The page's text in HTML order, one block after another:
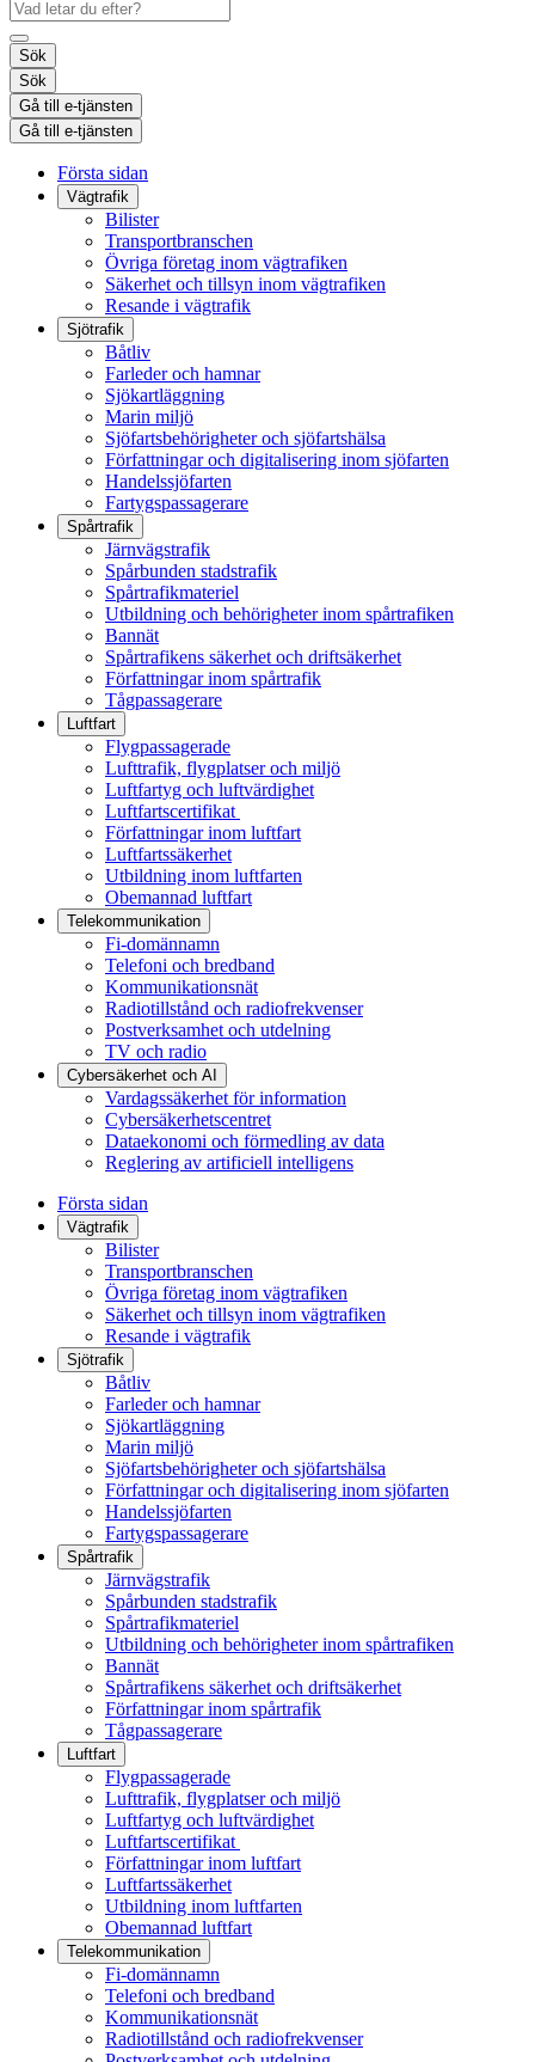
Sök
Sök
Gå till e-tjänsten
Gå till e-tjänsten
Första sidan
Vägtrafik
Bilister
Transportbranschen
Övriga företag inom vägtrafiken
Säkerhet och tillsyn inom vägtrafiken
Resande i vägtrafik
Sjötrafik
Båtliv
Farleder och hamnar
Sjökartläggning
Marin miljö
Sjöfartsbehörigheter och sjöfartshälsa
Författningar och digitalisering inom sjöfarten
Handelssjöfarten
Fartygspassagerare
Spårtrafik
Järnvägstrafik
Spårbunden stadstrafik
Spårtrafikmateriel
Utbildning och behörigheter inom spårtrafiken
Bannät
Spårtrafikens säkerhet och driftsäkerhet
Författningar inom spårtrafik
Tågpassagerare
Luftfart
Flygpassagerade
Lufttrafik, flygplatser och miljö
Luftfartyg och luftvärdighet
Luftfartscertifikat
Författningar inom luftfart
Luftfartssäkerhet
Utbildning inom luftfarten
Obemannad luftfart
Telekommunikation
Fi-domännamn
Telefoni och bredband
Kommunikationsnät
Radiotillstånd och radiofrekvenser
Postverksamhet och utdelning
TV och radio
Cybersäkerhet och AI
Vardagssäkerhet för information
Cybersäkerhetscentret
Dataekonomi och förmedling av data
Reglering av artificiell intelligens
Första sidan
Vägtrafik
Bilister
Transportbranschen
Övriga företag inom vägtrafiken
Säkerhet och tillsyn inom vägtrafiken
Resande i vägtrafik
Sjötrafik
Båtliv
Farleder och hamnar
Sjökartläggning
Marin miljö
Sjöfartsbehörigheter och sjöfartshälsa
Författningar och digitalisering inom sjöfarten
Handelssjöfarten
Fartygspassagerare
Spårtrafik
Järnvägstrafik
Spårbunden stadstrafik
Spårtrafikmateriel
Utbildning och behörigheter inom spårtrafiken
Bannät
Spårtrafikens säkerhet och driftsäkerhet
Författningar inom spårtrafik
Tågpassagerare
Luftfart
Flygpassagerade
Lufttrafik, flygplatser och miljö
Luftfartyg och luftvärdighet
Luftfartscertifikat
Författningar inom luftfart
Luftfartssäkerhet
Utbildning inom luftfarten
Obemannad luftfart
Telekommunikation
Fi-domännamn
Telefoni och bredband
Kommunikationsnät
Radiotillstånd och radiofrekvenser